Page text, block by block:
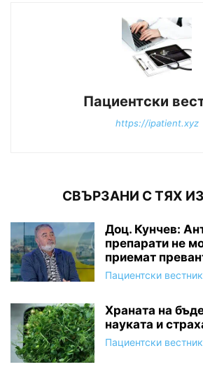
Пациентски
https://ipatient.xyz
СВЪРЗАНИ С ТЯХ
Доц. Кунчев:
препарати не
приемат
Пациентски вестник
Храната на
науката и
Пациентски вестник